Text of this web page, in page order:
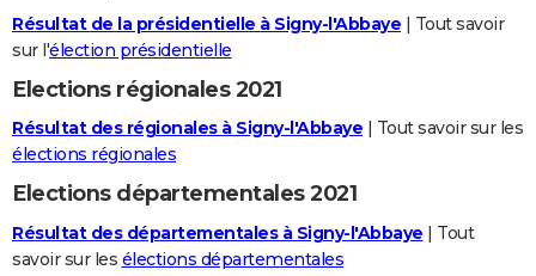
Résultat de la présidentielle à Signy-l'Abbaye | Tout savoir
sur l'élection présidentielle
Elections régionales 2021
Résultat des régionales à Signy-l'Abbaye | Tout savoir sur les
élections régionales
Elections départementales 2021
Résultat des départementales à Signy-l'Abbaye | Tout
savoir sur les élections départementales